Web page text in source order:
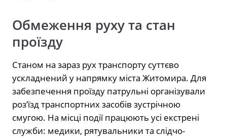
Обмеження руху та стан
проїзду
Станом на зараз рух транспорту суттєво
ускладнений у напрямку міста Житомира. Для
забезпечення проїзду патрульні організували
розʼїзд транспортних засобів зустрічною
смугою. На місці події працюють усі екстрені
служби: медики, рятувальники та слідчо-